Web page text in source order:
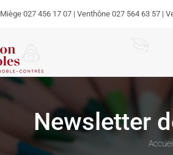
Miège 027 456 17 07 | Venthône 027 564 63 57 |
Newsletter